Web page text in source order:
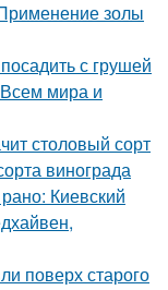
золы
с грушей
мира и
столовый сорт
винограда
Киевский
поверх старого